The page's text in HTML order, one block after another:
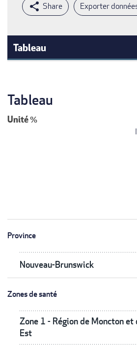
Exporter
Tableau
Tableau
Unité%
Province
Nouveau-Brunswick
Zones de santé
Zone 1 - Région de Moncton et
Est